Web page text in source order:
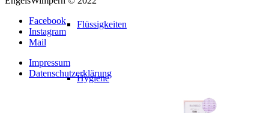
Flüssigkeiten
Hygiene
Facebook
Instagram
Mail
Impressum
Datenschutzerklärung